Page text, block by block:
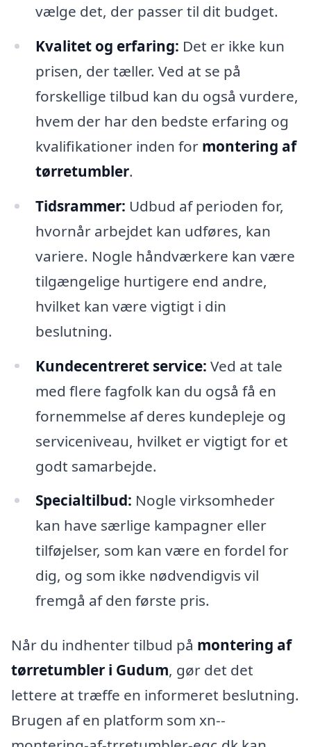
vælge det, der passer til dit budget.
Kvalitet og erfaring: Det er ikke kun
prisen, der tæller. Ved at se på
forskellige tilbud kan du også vurdere,
hvem der har den bedste erfaring og
kvalifikationer inden for montering af
tørretumbler.
Tidsrammer: Udbud af perioden for,
hvornår arbejdet kan udføres, kan
variere. Nogle håndværkere kan være
tilgængelige hurtigere end andre,
hvilket kan være vigtigt i din
beslutning.
Kundecentreret service: Ved at tale
med flere fagfolk kan du også få en
fornemmelse af deres kundepleje og
serviceniveau, hvilket er vigtigt for et
godt samarbejde.
Specialtilbud: Nogle virksomheder
kan have særlige kampagner eller
tilføjelser, som kan være en fordel for
dig, og som ikke nødvendigvis vil
fremgå af den første pris.
Når du indhenter tilbud på montering af
tørretumbler i Gudum, gør det det
lettere at træffe en informeret beslutning.
Brugen af en platform som xn--